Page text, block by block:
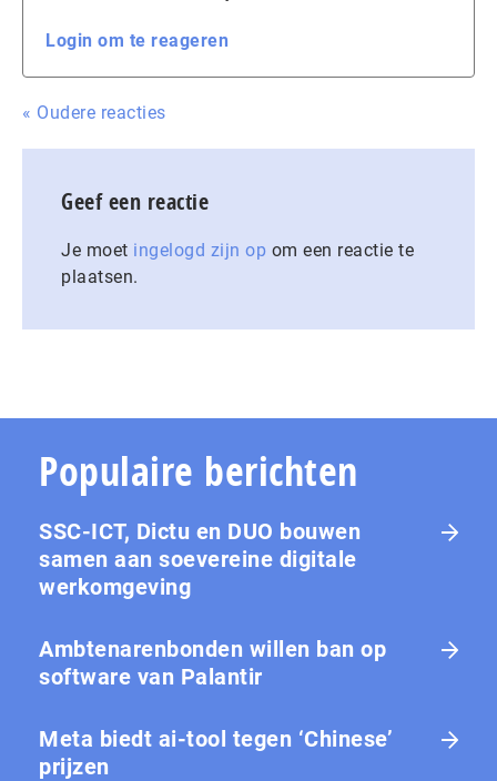
Login om te reageren
« Oudere reacties
Geef een reactie
Je moet ingelogd zijn op om een reactie te
plaatsen.
Populaire berichten
SSC-ICT, Dictu en DUO bouwen
samen aan soevereine digitale
werkomgeving
Ambtenarenbonden willen ban op
software van Palantir
Meta biedt ai-tool tegen ‘Chinese’
prijzen